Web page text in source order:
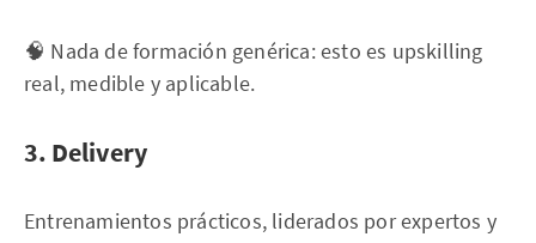
🧠 Nada de formación genérica: esto es upskilling
real, medible y aplicable.
3. Delivery
Entrenamientos prácticos, liderados por expertos y